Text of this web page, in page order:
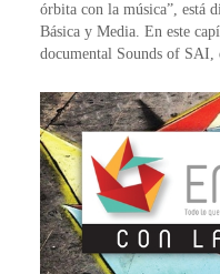
órbita con la música”, está
Básica y Media. En este
documental Sounds of SAI,